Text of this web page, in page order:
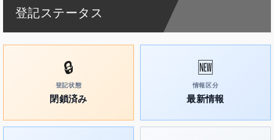
登記ステータス
🔒
登記状態
閉鎖済み
🆕
情報区分
最新情報